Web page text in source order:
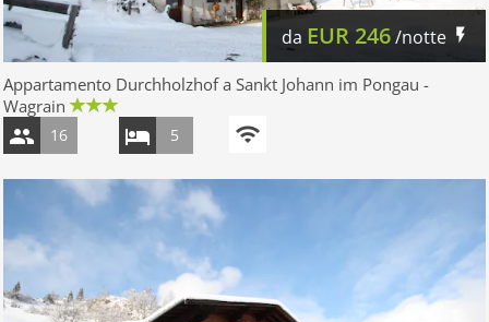
da EUR 246/notte
Appartamento Durchholzhof a Sankt Johann im Pongau -
Wagrain
16 5